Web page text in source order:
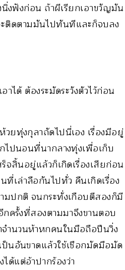
งฟังก่อน ถ้าผีเรียกเอาขวัญมัน
ะติดตามมันไปทันทีและก็จบลง
ได้ ต้องระมัดระวังตัวไว้ก่อน
ยทุ่งกุลาถัดไปนี่เอง เรื่องมีอยู่
ไปนอนที่นากลางทุ่งเพื่อเก็บ
จสิ้นอยู่แล้วก็เกิดเรื่องเสียก่อน
เล่าลือกันไปทั่ว คืนเกิดเรื่อง
มปกติ จนกระทั่งเกือบตีสองก็มี
ครั้งที่สองตามมาจึงขานตอบ
ำนวนห้าหกคนในมือถือปืนวิ่ง
นอันขาดแล้วใช้เชือกมัดมือมัด
ด้แต่อ้าปากร้องว่า